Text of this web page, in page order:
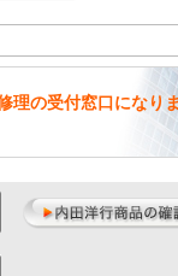
理の受付窓口になり